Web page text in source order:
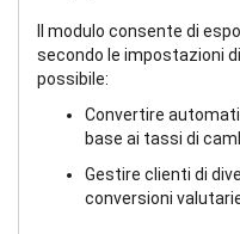
Il modulo consente di
secondo le impostazioni
possibile:
Convertire
base ai tassi di
Gestire clienti di
conversioni